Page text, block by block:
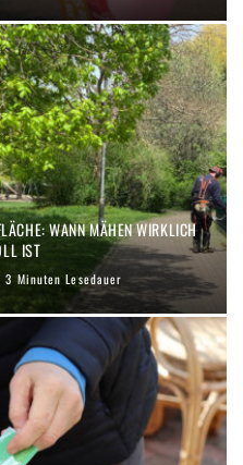
WANN MÄHEN WIRKLICH
IST
3 Minuten Lesedauer